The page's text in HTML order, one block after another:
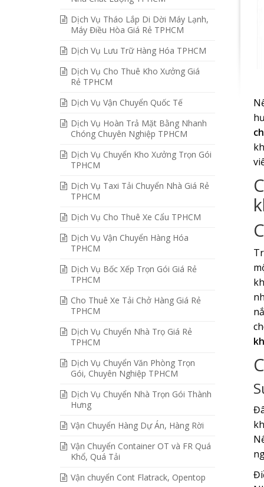
Dịch Vụ Tháo Lắp Di Dời Máy Lạnh,
Máy Điều Hòa Giá Rẻ TPHCM
Dịch Vụ Lưu Trữ Hàng Hóa TPHCM
Dịch Vụ Cho Thuê Kho Xưởng Giá
Rẻ TPHCM
Dịch Vụ Vận Chuyển Quốc Tế
Dịch Vụ Hoàn Trả Mặt Bằng Nhanh
Chóng Chuyên Nghiệp TPHCM
Dịch Vụ Chuyển Kho Xưởng Trọn Gói
TPHCM
Dịch Vụ Taxi Tải Chuyển Nhà Giá Rẻ
TPHCM
Dịch Vụ Cho Thuê Xe Cẩu TPHCM
Dịch Vụ Vận Chuyển Hàng Hóa
TPHCM
Dịch Vụ Bốc Xếp Trọn Gói Giá Rẻ
TPHCM
Cho Thuê Xe Tải Chở Hàng Giá Rẻ
TPHCM
Dịch Vụ Chuyển Nhà Trọ Giá Rẻ
TPHCM
Dịch Vụ Chuyển Văn Phòng Trọn
Gói, Chuyên Nghiệp TPHCM
Dịch Vụ Chuyển Nhà Trọn Gói Thành
Hưng
Vận Chuyển Hàng Dự Án, Hàng Rời
Vận Chuyển Container OT và FR Quá
Khổ, Quá Tải
Vận chuyển Cont Flatrack, Opentop